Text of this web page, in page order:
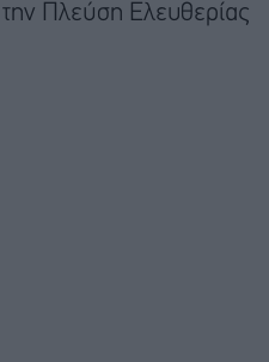
την Πλεύση Ελευθερίας